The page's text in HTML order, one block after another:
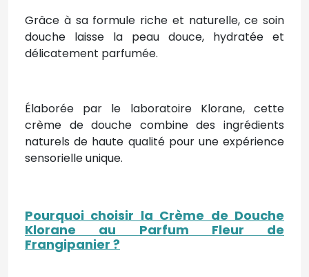
Grâce à sa formule riche et naturelle, ce soin
douche laisse la peau douce, hydratée et
délicatement parfumée.
Élaborée par le laboratoire Klorane, cette
crème de douche combine des ingrédients
naturels de haute qualité pour une expérience
sensorielle unique.
Pourquoi choisir la Crème de Douche
Klorane au Parfum Fleur de
Frangipanier ?